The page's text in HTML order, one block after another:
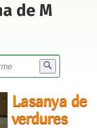
de M
Lasanya de
verdures